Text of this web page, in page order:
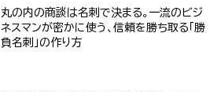
丸の内の商談は名刺で決まる。一流のビジ
ネスマンが密かに使う、信頼を勝ち取る「勝
負名刺」の作り方